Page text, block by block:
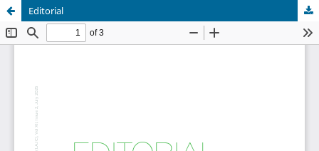
Editorial